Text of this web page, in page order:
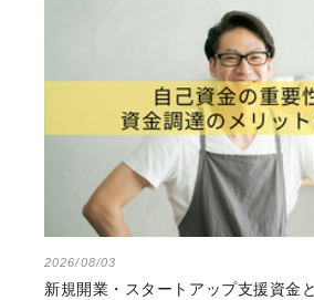
2026/08/03
新規開業・スタートアップ支援資金